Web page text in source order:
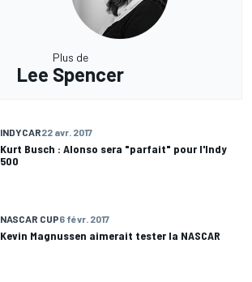
Plus de
Lee Spencer
INDYCAR22 avr. 2017
Kurt Busch : Alonso sera "parfait" pour l'Indy
500
NASCAR CUP6 févr. 2017
Kevin Magnussen aimerait tester la NASCAR